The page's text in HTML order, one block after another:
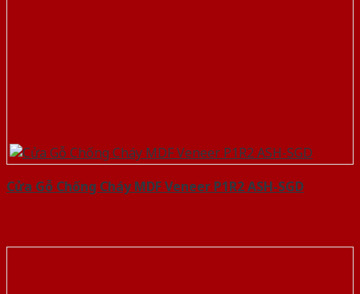
Cửa Gỗ Chống Cháy MDF Veneer P1R2 ASH-SGD